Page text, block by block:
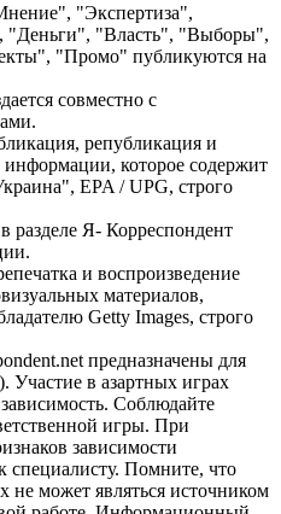
"Экспертиза",
"Деньги", "Власть", "Выборы",
"Промо" публикуются на
совместно с
републикация и
информации, которое содержит
EPA / UPG, строго
разделе Я- Корреспондент
и воспроизведение
материалов,
Getty Images, строго
предназначены для
Участие в азартных играх
Соблюдайте
игры. При
зависимости
специалисту. Помните, что
не может являться источником